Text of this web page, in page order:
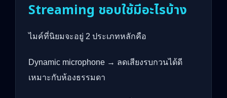
Streaming ชอบใช้มีอะไรบ้าง
ไมค์ที่นิยมจะอยู่ 2 ประเภทหลักคือ
Dynamic microphone → ลดเสียงรบกวนได้ดี
เหมาะกับห้องธรรมดา